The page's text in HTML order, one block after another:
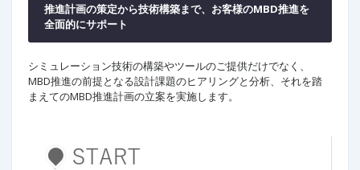
推進計画の策定から技術構築まで、お客様のMBD推進を
全面的にサポート
シミュレーション技術の構築やツールのご提供だけでなく、
MBD推進の前提となる設計課題のヒアリングと分析、それを踏
まえてのMBD推進計画の立案を実施します。